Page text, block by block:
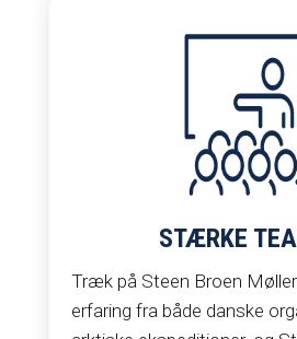
STÆRKE
Træk på Steen Broen
erfaring fra både danske